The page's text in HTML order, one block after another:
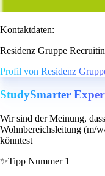
Kontaktdaten:
Residenz Gruppe
Profil von Residenz
StudySmarter
Wir sind der Meinung,
Wohnbereichsleitung (m/
könntest
✨Tipp Nummer 1